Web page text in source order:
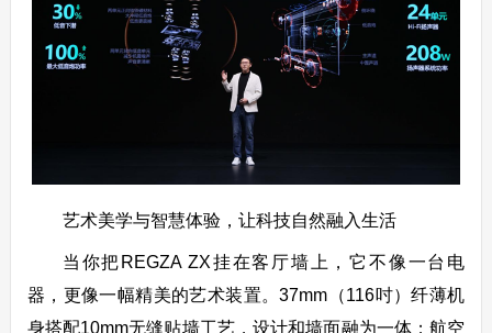
艺术美学与智慧体验，让科技自然融入生活
当你把REGZA ZX挂在客厅墙上，它不像一台电
器，更像一幅精美的艺术装置。37mm（116吋）纤薄机
身搭配10mm无缝贴墙工艺，设计和墙面融为一体；航空